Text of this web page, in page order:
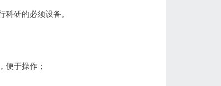
研的必须设备。
便于操作；